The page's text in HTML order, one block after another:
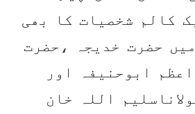
کالم شخصیات کا بھی
حضرت خدیجہ ،حضرت
ابوحنیفہ اور
اللہ خان